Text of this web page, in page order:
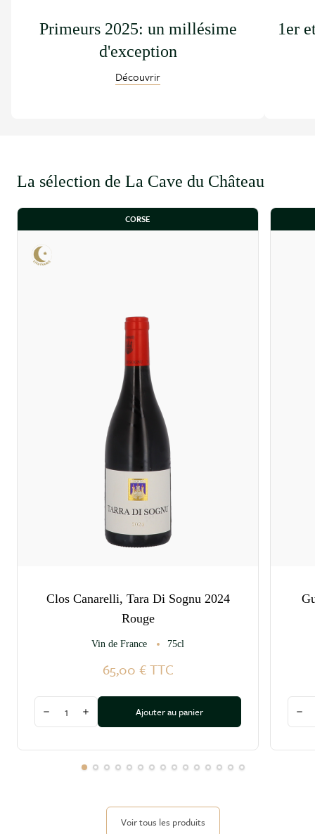
Primeurs 2025: un millésime
d'exception
Découvrir
1er
La sélection de La Cave du Château
CORSE
Clos Canarelli, Tara Di Sognu 2024
Rouge
Vin de France 75cl
65,00 € TTC
Diminuer la quantité
Augmenter la quantité
Ajouter au panier
Voir tous les produits